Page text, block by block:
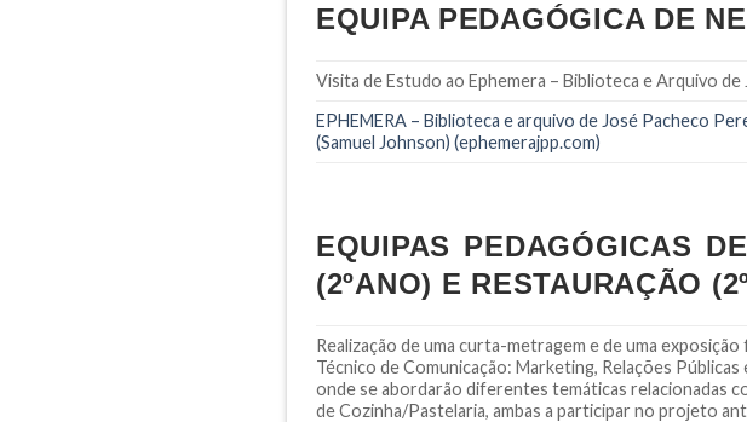
EQUIPA PEDAGÓGICA DE
Visita de Estudo ao Ephemera – Biblioteca e Arquivo
EPHEMERA – Biblioteca e arquivo de José Pacheco
(Samuel Johnson) (ephemerajpp.com)
EQUIPAS PEDAGÓGICAS
(2ºANO) E RESTAURAÇÃO
Realização de uma curta-metragem e de uma
Técnico de Comunicação: Marketing, Relações
onde se abordarão diferentes temáticas relacionadas
de Cozinha/Pastelaria, ambas a participar no projeto